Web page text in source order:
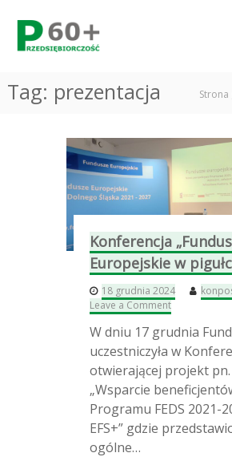
e
d
i
ę
b
i
o
r
c
z
o
ś
ć
6
0
+
Tag: prezentacja Strona
Konferencja
Europejskie w
18 grudnia 2024
Leave a Commento
n
K
o
f
e
r
n
W dniu 17 grudnia
uczestniczyła w
otwierającej projekt pn.
„Wsparcie
Programu FEDS 2021-
EFS+” gdzie
ogólne…